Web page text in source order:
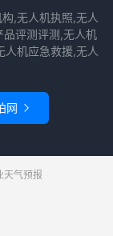
,无人机执照,无人
评测评测,无人机
人机应急救援,无人
网 
天气预报